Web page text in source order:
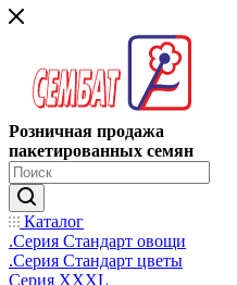
Розничная продажа
пакетированных семян
Каталог
.Серия Стандарт овощи
.Серия Стандарт цветы
Серия XXXL